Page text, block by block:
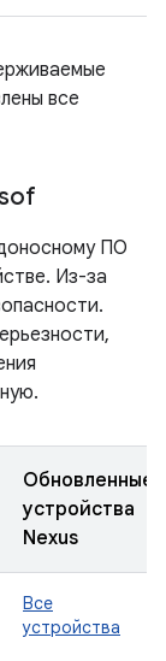
все
ПО
Из-за
Обновленные
устройства
Nexus
Все
устройства